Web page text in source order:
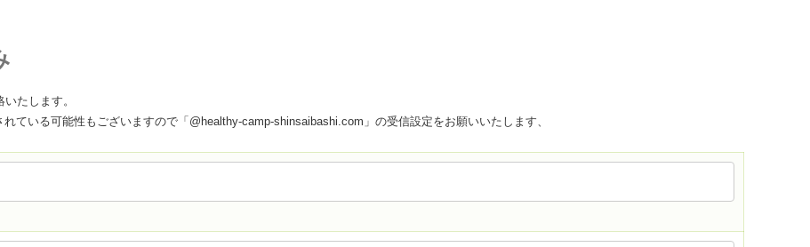
たします。
ている可能性もございますので「@healthy-camp-shinsaibashi.com」の受信設定をお願いいたします、